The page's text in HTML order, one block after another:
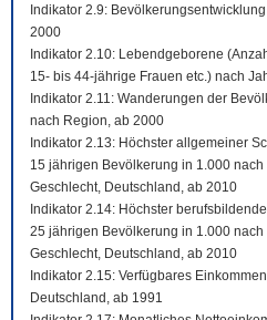
Indikator 2.9:
2000
Indikator 2.10: Lebendgeborene
15- bis 44-jährige Frauen etc.) nach
Indikator 2.11: Wanderungen der
nach Region, ab 2000
Indikator 2.13: Höchster allgemeiner
15 jährigen Bevölkerung in 1.000
Geschlecht, Deutschland, ab 2010
Indikator 2.14: Höchster
25 jährigen Bevölkerung in 1.000
Geschlecht, Deutschland, ab 2010
Indikator 2.15: Verfügbares
Deutschland, ab 1991